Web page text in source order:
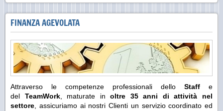
FINANZA AGEVOLATA
Attraverso le competenze professionali dello Staff e
del TeamWork, maturate inoltre 35 anni di attività nel
settore , assicuriamo ai nostri Clienti un servizio coordinato ed